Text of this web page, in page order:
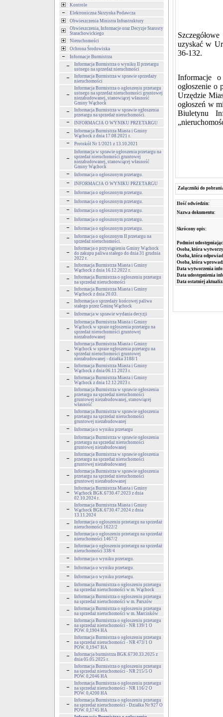
Kontrole
Elektroniczna Skrzynka Podawcza
Obwieszczenia Ministra Infrastruktury
Obwieszczenia, Informacje oraz Decyzje Starosty
Starachowickiego
Nieruchomości
Ochrona Środowiska
Informacje Burmistrza
Informacja Burmistrza o wyniku II przetargu
ustnego na sprzedaż nieruchmości
Informacja Burmistrza w sprawie sprzedaży
nieruchomości
Informacja Burmistrza o ogłoszeniu przetargu
ustnego na sprzedaż nieruchomości gruntowej
niezabudowanej, stanowiącej własność
Gminy Wąchock
Informacja Burmistrza w sprawie ogłoszenia
przetargu na sprzedaż nieruchomości.
INFORMACJA O WYNIKU PRZETARGU
Informacja Burmistrza Miasta i Gminy
Wąchock z dnia 17.08.2021 r.
Protokół Nr 1/2021 z 13.10.2021
Informacja w sprawie ogłoszenia przetargu na
sprzedaż nieruchomości gruntowej
niezabudowanej, stanowiącej własność
Gminy Wąchock
Informacja o ogłoszonym przetargu.
INFORMACJA O WYNIKU PRZETARGU
Informacja o ogłoszonym przetargu.
Informacja o ogłoszonym przetargu.
Informacja o ogłoszonym przetargu.
Informacja o ogłoszonym przetargu.
Informacja o ogłoszonym przetargu.
Informacja o ogłoszonym II przetargu na
sprzedaż nieruchomości.
Informacja o przystąpieniu Gminy Wąchock
do zakupu paliwa stałego do dnia 31 grudnia
2022 r.
Informacja Burmistrza Miasta i Gminy
Wąchock z dnia 16.12.2022 r.
Informacja Burmistrza o ogłoszeniu przetargu
na sprzedaż nieruchomości
Informacja Burmistrza Miasta i Gminy
Wąchock z dnia 20.03.
Informacja o sprzedaży końcowej paliwa
stałego przez Gminę Wąchock
Informacja w sprawie wydania decyzji
Informacja Burmistrza Miasta i Gminy
Wąchock w spraie ogłoszenia przetargu na
sprzedaż nieruchomości gruntowej
niezabudowanej
Informacja Burmistrza Miasta i Gminy
Wąchock w spraie ogłoszenia przetargu na
sprzedaż nieruchomości gruntowej
niezabudowanej - działka 3188/1
Informacja Burmistrza Miasta i Gminy
Wąchock z dnia 06.11.2023 r.
Informacja Burmistrza Miasta i Gminy
Wąchock z dnia 12.12.2023 r.
Informacja Burmistrza w sprawie ogłoszenia
przetargu na sprzedaż nieruchomości
gruntowej niezabudowanej, stanowiącej
własność
Informacja Burmistrza w sprawie ogłoszenia
przetargu na sprzedaż nieruchomości
gruntowej niezabudowanej
Informacja o wyniku przetargu
Informacja Burmistrza w sprawie ogłoszenia
przetargu na sprzedaż nieruchomości
gruntowej niezabudowanej
Informacja Burmistrza w sprawie ogłoszenia
przetargu na sprzedaż nieruchomości
gruntowej niezabudowanej
Informacja Burmistrza w sprawie ogłoszenia
przetargu na sprzedaż nieruchomości
gruntowej niezabudowanej
Informacja Burmistrza Miasta i Gminy
Wąchock BGK.6730.47.2023 z dnia
02.10.2024 r.
Informacja Burmistrza Miasta i Gminy
Wąchock BGK.6730.47.2024 z dnia
13.11.2024
Informacja o ogłoszeniu przetargu na sprzedaż
nieruchomości 1622/2
Informacja o ogłoszeniu przetargu na sprzedaż
nieruchomości 1467/2
Informacja o ogłoszeniu przetargu na sprzedaż
nieruchomości 338/4
Informacja o wyniku przetargu.
Informacja o wyniku przetargu.
Informacja o wyniku przetargu.
Informacja Burmistrza o ogłoszeniu przetargu
na sprzedaż nieruchomości w m. Wąchock
Informacja Burmistrza o ogłoszeniu przetargu
na sprzedaż nieruchomości w m. Parszów
Informacja Burmistrza o ogłoszeniu przetargu
na sprzedaż nieruchomości w m. Marcinków
Informacja Burmistrza o ogłoszeniu przetargu
na sprzedaż nieruchomości - NR 139/1 O
POW. 0,1904 HA
Informacja Burmistrza o ogłoszeniu przetargu
na sprzedaż nieruchomości - NR 473/1 O
POW. 0,1947 HA
Informacja burmistrza BGK.6730.33.2025 z
dnia 05.05.2025 r.
Informacja Burmistrza o ogłoszeniu przetargu
na sprzedaż nieruchomości - NR 215/5 O
POW. 0,2046 HA
Informacja Burmistrza o ogłoszeniu przetargu
na sprzedaż nieruchomości - NR 116/2 O
POW. 0,4200 HA
Informacja Burmistrza o ogłoszeniu przetargu
na sprzedaż nieruchomości - Działka Nr 927 O
POW. 0,1745 HA
uzyskać w
36-132.
Informacje
ogłoszenie o
Urzędzie
ogłoszeń w
Biuletynu
Załączniki do
Ilość odwiedzin:
Nazwa dokumentu:
Skrócony opis:
Podmiot
Osoba, która
Osoba, która
Osoba, która
Data wytworzenia
Data udostępnienia
Data ostatniej